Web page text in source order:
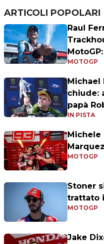
ARTICOLI POPOLARI
Raul
MOTOGP
Michael
chiude:
papà
IN PISTA
Michele
MOTOGP
Stoner
trattato
MOTOGP
Jake